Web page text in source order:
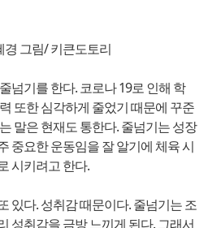
그림/ 키큰도토리
넘기를 한다. 코로나 19로 인해 학
또한 심각하게 줄었기 때문에 꾸준
말은 현재도 통한다. 줄넘기는 성장
중요한 운동임을 잘 알기에 체육 시
시키려고 한다.
있다. 성취감 때문이다. 줄넘기는 조
성취감을 금방 느끼게 된다. 그래서